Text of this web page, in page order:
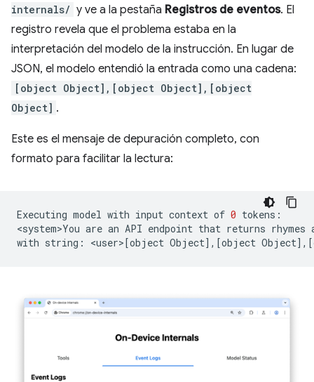
internals/ y ve a la pestaña Registros de eventos. El
registro revela que el problema estaba en la
interpretación del modelo de la instrucción. En lugar de
JSON, el modelo entendió la entrada como una cadena:
[object Object],[object Object],[object
Object] .
Este es el mensaje de depuración completo, con
formato para facilitar la lectura:
Executing model with input context of 0 tokens:
<system>You are an API endpoint that returns rhymes
with string: <user>[object Object] , [object Object] , [